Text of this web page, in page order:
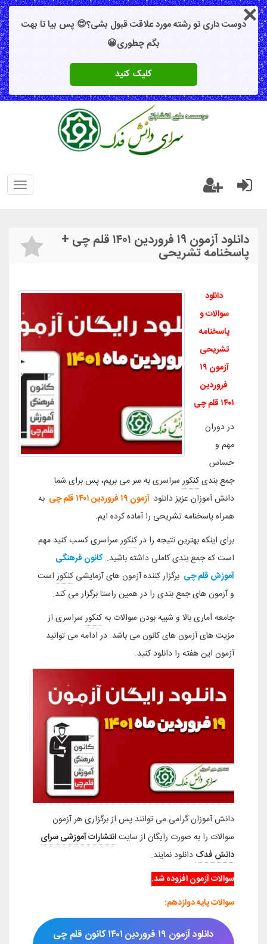
دوست داری تو رشته مورد علاقت قبول بشی؟😍 پس بیا تا بهت
بگم چطوری😀
کلیک کنید
دانلود آزمون ۱۹ فروردین ۱۴۰۱ قلم چی +
پاسخنامه تشریحی
دانلود
سوالات و
پاسخنامه
تشریحی
آزمون ۱۹
فروردین
۱۴۰۱ قلم چی
در دوران
مهم و
حساس
جمع بندیکنکورسراسری به سر می بریم، پس برای شما
دانش آموزان عزیز دانلود آزمون ۱۹ فروردین ۱۴۰۱ قلم چی
به
همراه پاسخنامه تشریحی را آماده کرده ایم.
برای اینکه بهترین نتیجه را درکنکورسراسری کسب کنید مهم
است که جمع بندی کاملی داشته باشید. کانون فرهنگی
آموزش قلم چی برگزار کننده آزمون های آزمایشی کنکوراست
و آزمون های جمع بندی را در همین راستا برگزار می کند.
جامعه آماری بالا و شبیه بودن سوالات بهکنکورسراسری از
مزیت های آزمون های کانون می باشد. در ادامه می توانید
آزمون این هفته را دانلود کنید.
دانش آموزان گرامی می توانند پس از برگزاری هر آزمون
سوالات را به صورت رایگان از سایتانتشارات آموزشی سرای
دانش فدک دانلود نمایند.
سوالات آزمون افزوده شد.
سوالات پایه دوازدهم:
دانلود آزمون ۱۹ فروردین
۱۴۰۱ کانون قلم چی